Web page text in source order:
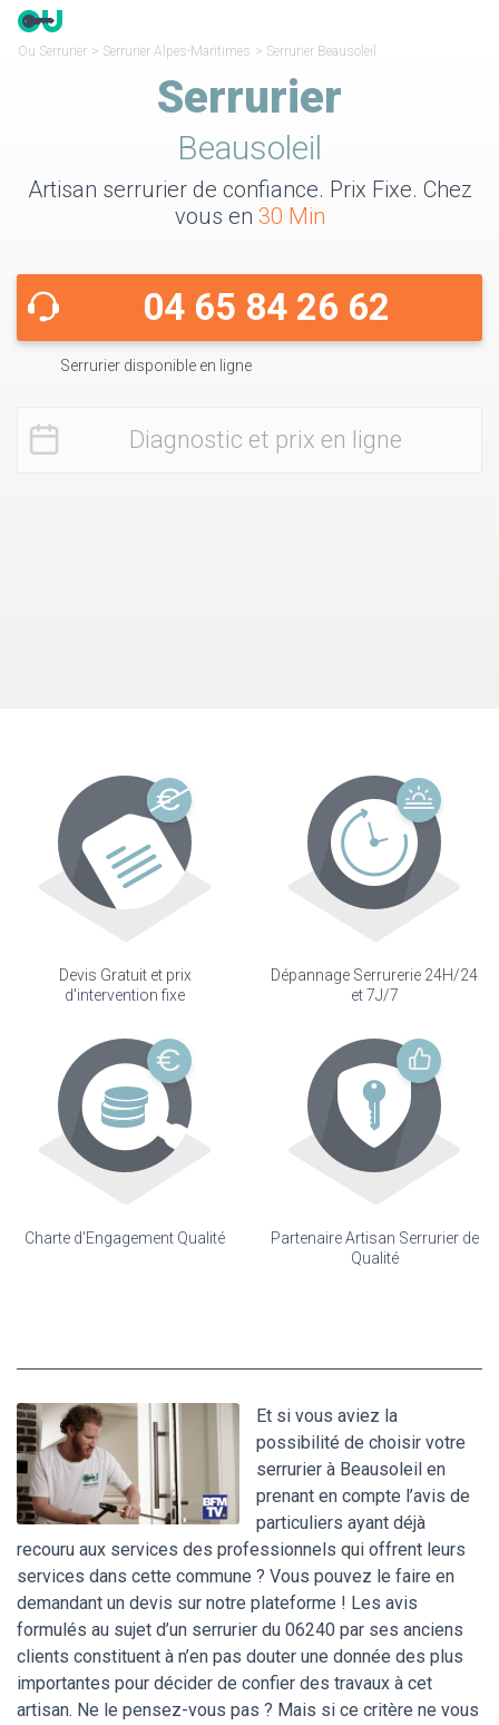
Ou Serrurier > Serrurier Alpes-Maritimes > Serrurier Beausoleil
Serrurier
Beausoleil
Artisan serrurier de confiance. Prix Fixe. Chez
vous en 30 Min
04 65 84 26 62
Serrurier disponible en ligne
Diagnostic et prix en ligne
Devis Gratuit et prix
d'intervention fixe
Dépannage Serrurerie 24H/24
et 7J/7
Charte d'Engagement Qualité
Partenaire Artisan Serrurier de
Qualité
Et si vous aviez la
possibilité de choisir votre
serrurier à Beausoleil en
prenant en compte l’avis de
particuliers ayant déjà
recouru aux services des professionnels qui offrent leurs
services dans cette commune ? Vous pouvez le faire en
demandant un devis sur notre plateforme ! Les avis
formulés au sujet d’un serrurier du 06240 par ses anciens
clients constituent à n’en pas douter une donnée des plus
importantes pour décider de confier des travaux à cet
artisan. Ne le pensez-vous pas ? Mais si ce critère ne vous